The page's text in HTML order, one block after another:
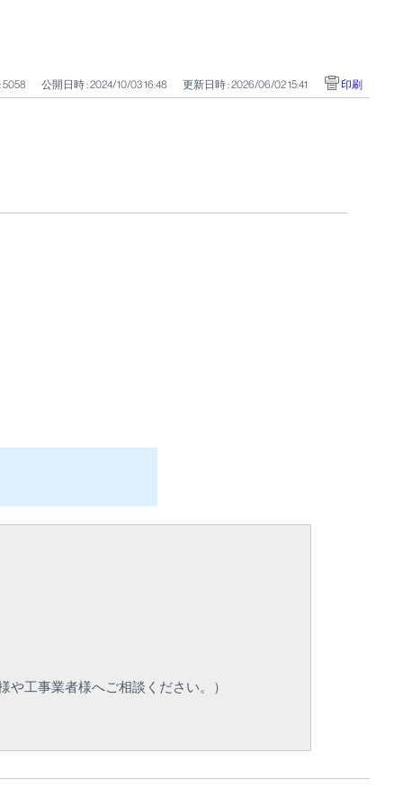
5058 公開日時 : 2024/10/03 16:48 更新日時 : 2026/06/02 15:41 印刷
工事業者様へご相談ください。）